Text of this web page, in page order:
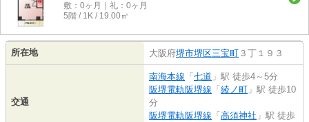
敷：0ヶ月｜礼：0ヶ月
5階 / 1K / 19.00㎡
所在地 大阪府堺市堺区三宝町 ３丁１９３
交通
南海本線 「 七道 」駅 徒歩4～5分
阪堺電軌阪堺線 「 綾ノ町 」駅 徒歩10
分
阪堺電軌阪堺線 「 高須神社 」駅 徒歩